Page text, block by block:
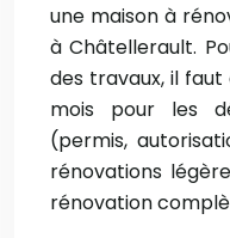
une maison à
à Châtellerault.
des travaux, il
mois pour les
(permis,
rénovations
rénovation